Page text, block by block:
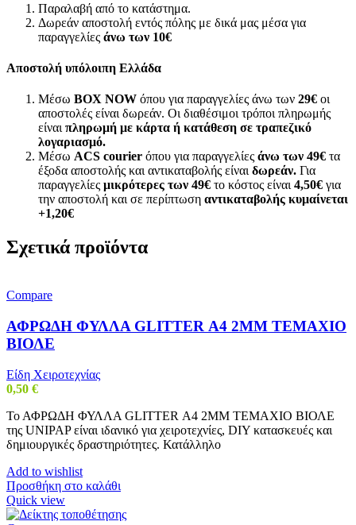
Παραλαβή από το κατάστημα.
Δωρεάν αποστολή εντός πόλης με δικά μας μέσα για
παραγγελίες άνω των 10€
Αποστολή υπόλοιπη Ελλάδα
Μέσω BOX NOW όπου για παραγγελίες άνω των 29€ οι
αποστολές είναι δωρεάν. Οι διαθέσιμοι τρόποι πληρωμής
είναι πληρωμή με κάρτα ή κατάθεση σε τραπεζικό
λογαριασμό.
Μέσω ACS courier όπου για παραγγελίες άνω των 49€ τα
έξοδα αποστολής και αντικαταβολής είναι δωρεάν. Για
παραγγελίες μικρότερες των 49€ το κόστος είναι 4,50€ για
την αποστολή και σε περίπτωση αντικαταβολής κυμαίνεται
+1,20€
Σχετικά προϊόντα
Compare
ΑΦΡΩΔΗ ΦΥΛΛΑ GLITTER Α4 2MM ΤΕΜΑΧΙΟ
ΒΙΟΛΕ
Είδη Χειροτεχνίας
0,50 €
Το ΑΦΡΩΔΗ ΦΥΛΛΑ GLITTER Α4 2MM ΤΕΜΑΧΙΟ ΒΙΟΛΕ
της UNIPAP είναι ιδανικό για χειροτεχνίες, DIY κατασκευές και
δημιουργικές δραστηριότητες. Κατάλληλο
Add to wishlist
Προσθήκη στο καλάθι
Quick view